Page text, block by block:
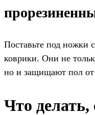
Поставьте под ножки
коврики. Они не
но и защищают пол
Что